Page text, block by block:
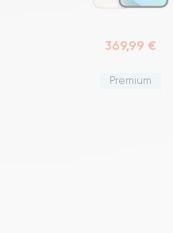
369,99 €
Premium